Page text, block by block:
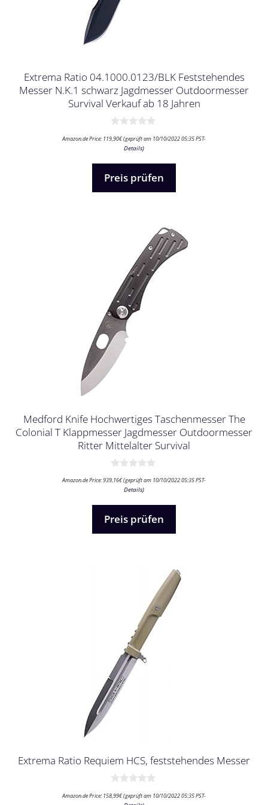
Extrema Ratio 04.1000.0123/BLK Feststehendes
Messer N.K.1 schwarz Jagdmesser Outdoormesser
Survival Verkauf ab 18 Jahren
v
Amazon.de Price: 119,90€(geprüft am 10/10/2022 05:35 PST-
Details)
Preis prüfen
Medford Knife Hochwertiges Taschenmesser The
Colonial T Klappmesser Jagdmesser Outdoormesser
Ritter Mittelalter Survival
v
Amazon.de Price:939,16€(geprüft am 10/10/2022 05:35 PST-
Details)
Preis prüfen
Extrema Ratio Requiem HCS, feststehendes Messer
v
Amazon.de Price: 158,99€(geprüft am 10/10/2022 05:35 PST-